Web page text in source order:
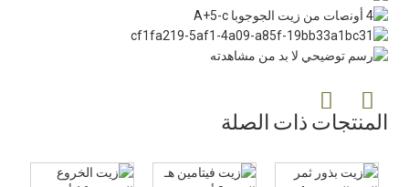
المنتجات ذات الصلة